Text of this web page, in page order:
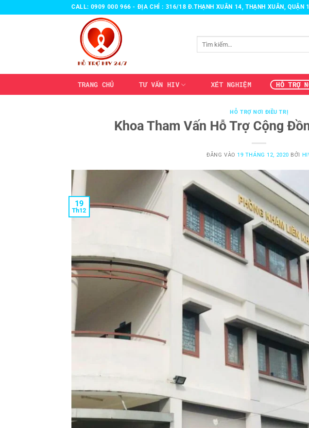
qua
CALL: 0909 000 966 - ĐỊA CHỈ : 316/18 Đ.THẠNH XUÂN 14, THẠNH XUÂN, QUẬN
TRANG CHỦ TƯ VẤN HIV XÉT NGHIỆM HỖ TRỢ
HỖ TRỢ NƠI ĐIỀU TRỊ
Khoa Tham Vấn Hỗ Trợ Cộng
ĐĂNG VÀO 19 THÁNG 12, 2020 BỞI
19
Th12